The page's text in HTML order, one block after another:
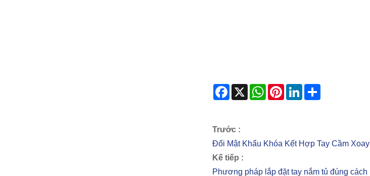
Facebook
X WhatsAppPinterestLinkedIn
Trước :
Đổi Mật Khẩu Khóa Kết Hợp Tay Cầm Xoay
Kế tiếp :
Phương pháp lắp đặt tay nắm tủ đúng cách